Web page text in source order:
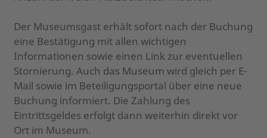
Der Museumsgast erhält sofort nach der Buchung
eine Bestätigung mit allen wichtigen
Informationen sowie einen Link zur eventuellen
Stornierung. Auch das Museum wird gleich per E-
Mail sowie im Beteiligungsportal über eine neue
Buchung informiert. Die Zahlung des
Eintrittsgeldes erfolgt dann weiterhin direkt vor
Ort im Museum.